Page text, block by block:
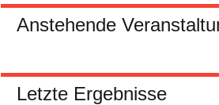
Anstehende
Letzte Ergebnisse